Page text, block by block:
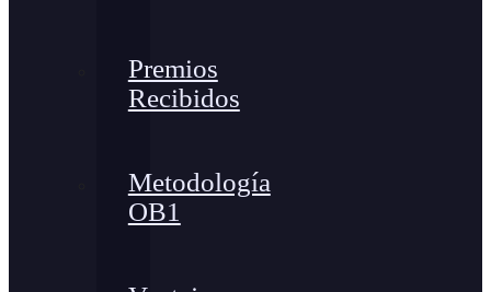
Premios
Recibidos
Metodología
OB1